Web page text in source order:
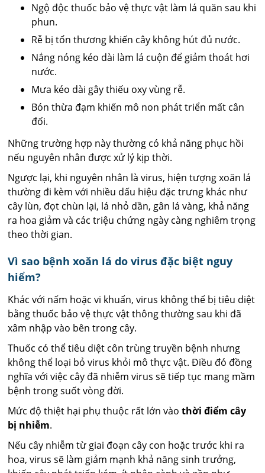
Ngộ độc thuốc bảo vệ thực vật làm lá quăn sau khi
phun.
Rễ bị tổn thương khiến cây không hút đủ nước.
Nắng nóng kéo dài làm lá cuộn để giảm thoát hơi
nước.
Mưa kéo dài gây thiếu oxy vùng rễ.
Bón thừa đạm khiến mô non phát triển mất cân
đối.
Những trường hợp này thường có khả năng phục hồi
nếu nguyên nhân được xử lý kịp thời.
Ngược lại, khi nguyên nhân là virus, hiện tượng xoăn lá
thường đi kèm với nhiều dấu hiệu đặc trưng khác như
cây lùn, đọt chùn lại, lá nhỏ dần, gân lá vàng, khả năng
ra hoa giảm và các triệu chứng ngày càng nghiêm trọng
theo thời gian.
Vì sao bệnh xoăn lá do virus đặc biệt nguy
hiểm?
Khác với nấm hoặc vi khuẩn, virus không thể bị tiêu diệt
bằng thuốc bảo vệ thực vật thông thường sau khi đã
xâm nhập vào bên trong cây.
Thuốc có thể tiêu diệt côn trùng truyền bệnh nhưng
không thể loại bỏ virus khỏi mô thực vật. Điều đó đồng
nghĩa với việc cây đã nhiễm virus sẽ tiếp tục mang mầm
bệnh trong suốt vòng đời.
Mức độ thiệt hại phụ thuộc rất lớn vàothời điểm cây
bị nhiễm.
Nếu cây nhiễm từ giai đoạn cây con hoặc trước khi ra
hoa, virus sẽ làm giảm mạnh khả năng sinh trưởng,